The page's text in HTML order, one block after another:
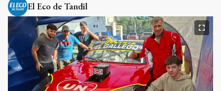
El Eco de Tandil